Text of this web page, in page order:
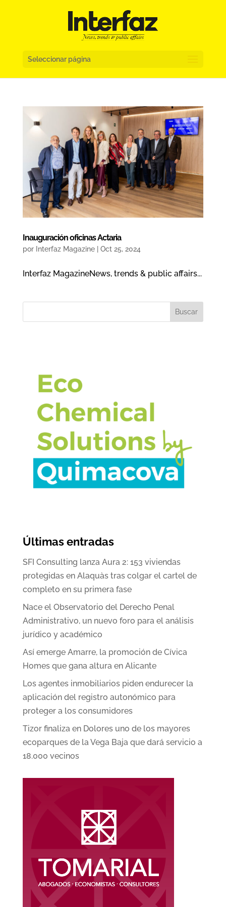
Seleccionar página
Inauguración oficinas Actaria
por Interfaz Magazine| Oct 25, 2024
Interfaz MagazineNews, trends & public affairs...
Buscar
Últimas entradas
SFI Consulting lanza Aura 2: 153 viviendas
protegidas en Alaquàs tras colgar el cartel de
completo en su primera fase
Nace el Observatorio del Derecho Penal
Administrativo, un nuevo foro para el análisis
jurídico y académico
Así emerge Amarre, la promoción de Cívica
Homes que gana altura en Alicante
Los agentes inmobiliarios piden endurecer la
aplicación del registro autonómico para
proteger a los consumidores
Tizor finaliza en Dolores uno de los mayores
ecoparques de la Vega Baja que dará servicio a
18.000 vecinos